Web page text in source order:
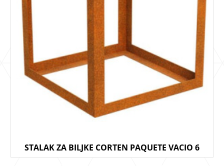
STALAK ZA BILJKE CORTEN PAQUETE VACIO 6